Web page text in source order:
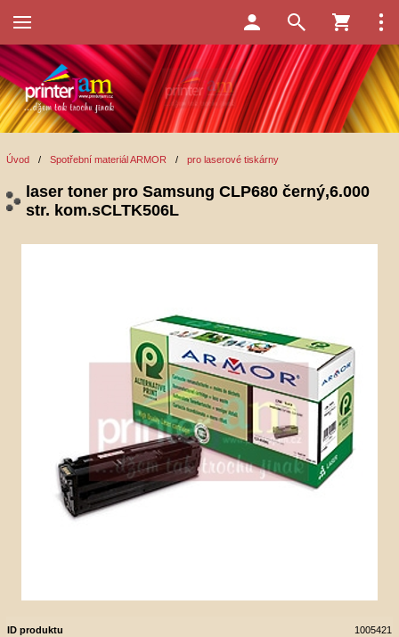
Úvod / Spotřební materiál ARMOR / pro laserové tiskárny
laser toner pro Samsung CLP680 černý,6.000
str. kom.sCLTK506L
ID produktu
1005421